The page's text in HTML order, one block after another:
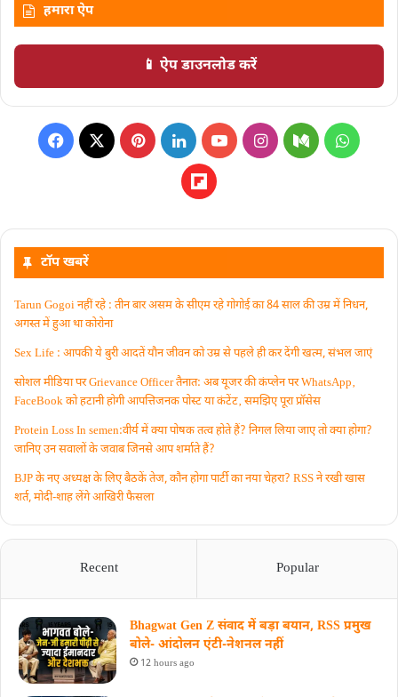
हमारा ऐप
📱 ऐप डाउनलोड करें
टॉप खबरें
Tarun Gogoi नहीं रहे : तीन बार असम के सीएम रहे गोगोई का 84 साल की उम्र में निधन,
अगस्त में हुआ था कोरोना
Sex Life : आपकी ये बुरी आदतें याैन जीवन को उम्र से पहले ही कर देंगी खत्म, संभल जाएं
सोशल मीडिया पर Grievance Officer तैनात: अब यूजर की कंप्लेन पर WhatsApp‚
FaceBook को हटानी होगी आपत्तिजनक पोस्ट या कंटेंट‚ समझिए पूरा प्रॉसेस
Protein Loss In semen:वीर्य में क्या पोषक तत्व होते हैं? निगल लिया जाए तो क्या होगा?
जानिए उन सवालों के जवाब जिनसे आप शर्माते हैं?
BJP के नए अध्यक्ष के लिए बैठकें तेज, कौन होगा पार्टी का नया चेहरा? RSS ने रखी खास
शर्त, मोदी-शाह लेंगे आखिरी फैसला
Recent Popular
Bhagwat Gen Z संवाद में बड़ा बयान, RSS प्रमुख
बोले- आंदोलन एंटी-नेशनल नहीं
12 hours ago